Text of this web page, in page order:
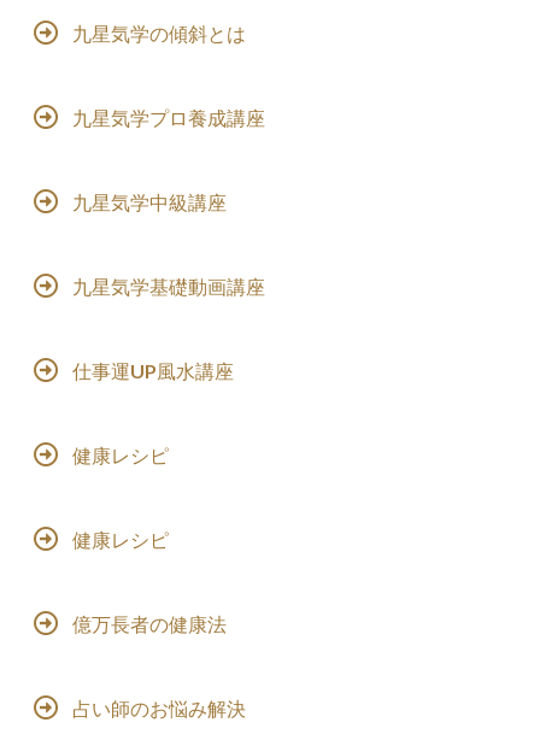
九星気学の傾斜とは
九星気学プロ養成講座
九星気学中級講座
九星気学基礎動画講座
仕事運UP風水講座
健康レシピ
健康レシピ
億万長者の健康法
占い師のお悩み解決